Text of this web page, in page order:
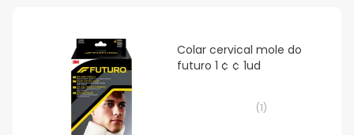
Colar cervical mole do
futuro 1 ¢ ¢ 1ud
(1)